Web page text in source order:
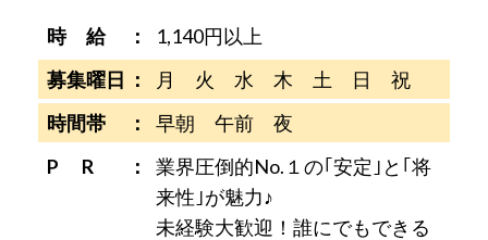
時 給
1,140円以上
募集曜日
月 火 水 木 土 日 祝
時間帯
早朝 午前 夜
P R
業界圧倒的No.１の｢安定｣と｢将
来性｣が魅力♪
未経験大歓迎！誰にでもできる